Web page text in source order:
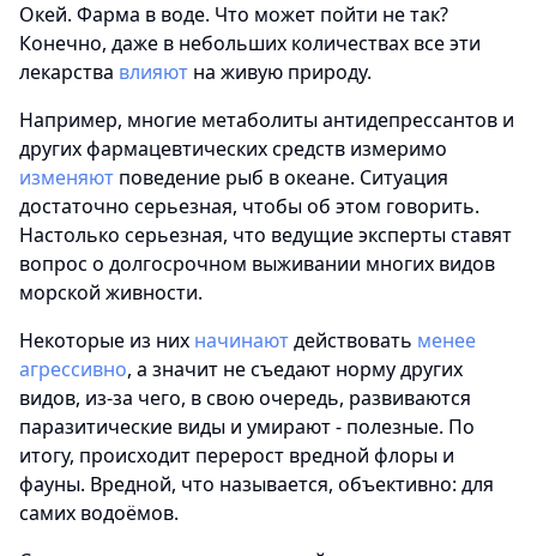
Окей. Фарма в воде. Что может пойти не так?
Конечно, даже в небольших количествах все эти
лекарства влияют на живую природу.
Например, многие метаболиты антидепрессантов и
других фармацевтических средств измеримо
изменяют поведение рыб в океане. Ситуация
достаточно серьезная, чтобы об этом говорить.
Настолько серьезная, что ведущие эксперты ставят
вопрос о долгосрочном выживании многих видов
морской живности.
Некоторые из них начинаютдействовать менее
агрессивно, а значит не съедают норму других
видов, из-за чего, в свою очередь, развиваются
паразитические виды и умирают - полезные. По
итогу, происходит перерост вредной флоры и
фауны. Вредной, что называется, объективно: для
самих водоёмов.